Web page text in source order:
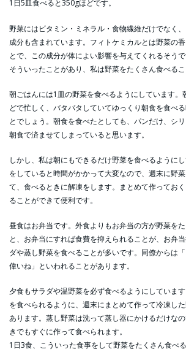
1日5皿食べると350gほどです。
野菜にはビタミン・ミネラル・食物繊維だけでなく
成分も含まれています。フィトケミカルとは野菜の
とで、この成分が体によい影響を与えてくれるそうで
そういったことがあり、私は野菜をたくさん食べるこ
朝ごはんには1皿の野菜を食べるようにしています。
どで忙しく、バタバタしていてゆっくり朝食を食べ
とでしょう。朝食を食べたとしても、パンだけ、シ
朝食で済ませてしまっていると思います。
しかし、私は朝にもできるだけ野菜を食べるように
をしていると時間がかかって大変なので、週末に野
て、食べるときに解凍をします。まとめて作ってお
ることができて便利です。
昼食はお弁当です。外食よりもお弁当の方が野菜を
と、お弁当にすれば食費を抑えられることが、お弁
ダや蒸し野菜を食べることが多いです。同僚からは
偉いね」といわれることがあります。
夕食もサラダや温野菜を必ず食べるようにしていま
を食べられるように、週末にまとめて作って冷凍し
あります。蒸し野菜は洗って蒸し器にかけるだけな
きでもすぐに作って食べられます。
1日3食、こういった食事をして野菜をたくさん食べ